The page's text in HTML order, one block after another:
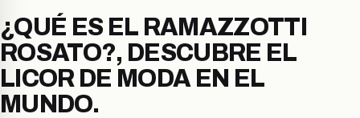
¿QUÉ ES EL RAMAZZOTTI
ROSATO?, DESCUBRE EL
LICOR DE MODA EN EL
MUNDO.